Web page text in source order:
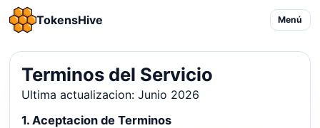
TokensHive Menú
Terminos del Servicio
Ultima actualizacion: Junio 2026
1. Aceptacion de Terminos